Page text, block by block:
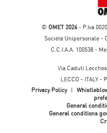
© OMET 2026 - P.Iva
Società Unipersonale -
C.C.I.A.A. 100538 -
Via Caduti
LECCO - ITALY -
Privacy Policy
General
General conditions